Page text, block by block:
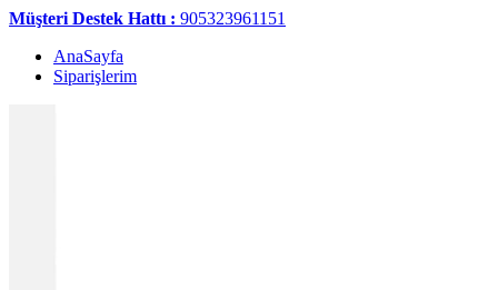
Müşteri Destek Hattı : 905323961151
AnaSayfa
Siparişlerim